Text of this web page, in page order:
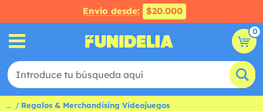
Envío desde: $20.000
0
... Regalos & Merchandising Videojuegos